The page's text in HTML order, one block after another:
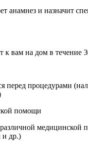
анамнез и назначит
к вам на дом в течение
перед процедурами
медицинской
и др.)